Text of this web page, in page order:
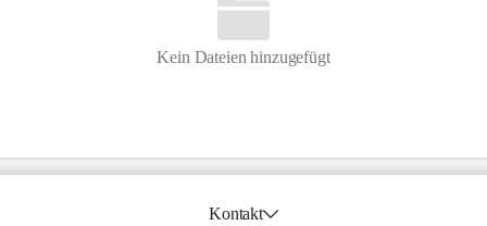
Kein Dateien hinzugefügt
Kontakt